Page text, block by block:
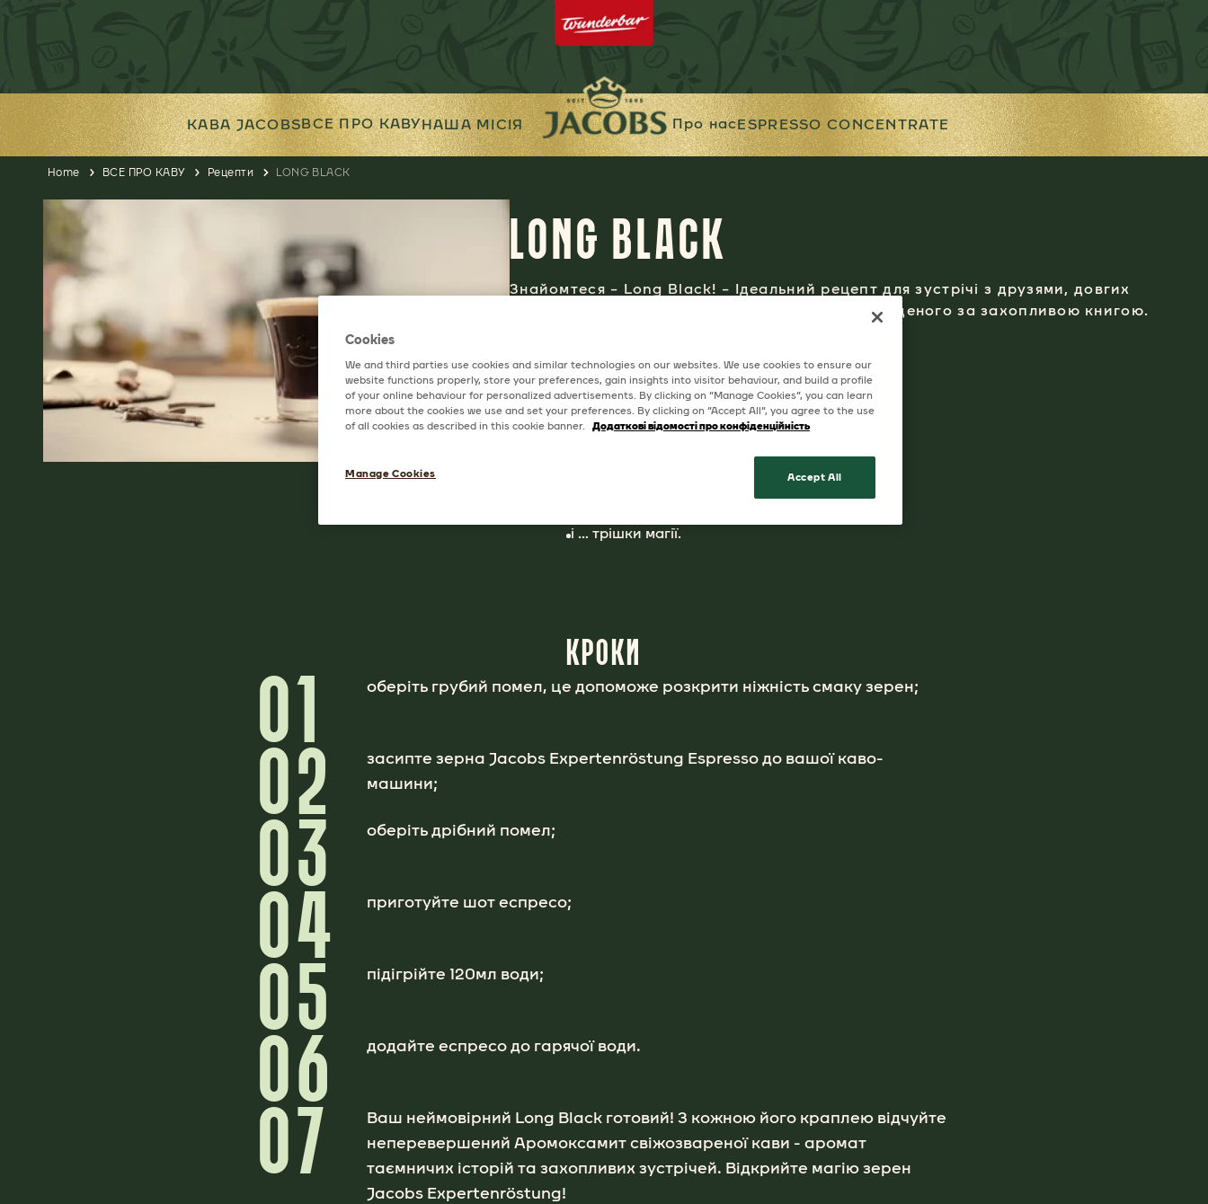
КАВА JACOBSВСЕ ПРО КАВУНАША МІСІЯ Про насESPRESSO CONCENTRATE
Home ВСЕ ПРО КАВУ Рецепти LONG BLACK
LONG BLACK
Знайомтеся – Long Black! – Ідеальний рецепт для зустрічі з друзями, довгих
неквапливих розмов чи безцінного часу, проведеного за захопливою книгою.
ІНГРЕДІЄНТИ
і … трішки магії.
КРОКИ
01 оберіть грубий помел, це допоможе розкрити ніжність смаку зерен;
02
засипте зерна Jacobs Expertenröstung Espresso до вашої каво-
машини;
03 оберіть дрібний помел;
04 приготуйте шот еспресо;
05 підігрійте 120мл води;
06 додайте еспресо до гарячої води.
07
Ваш неймовірний Long Black готовий! З кожною його краплею відчуйте
неперевершений Аромоксамит свіжозвареної кави - аромат
таємничих історій та захопливих зустрічей. Відкрийте магію зерен
Jacobs Expertenröstung!
Cookies
We and third parties use cookies and similar technologies on our websites. We use cookies to ensure our
website functions properly, store your preferences, gain insights into visitor behaviour, and build a profile
of your online behaviour for personalized advertisements. By clicking on “Manage Cookies”, you can learn
more about the cookies we use and set your preferences. By clicking on “Accept All”, you agree to the use
of all cookies as described in this cookie banner. Додаткові відомості про конфіденційність
Manage Cookies Accept All